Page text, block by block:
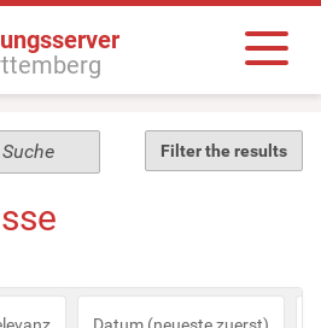
Filter the results